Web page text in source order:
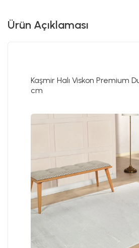
Ürün Açıklaması
Kaşmir Halı Viskon Premium
cm